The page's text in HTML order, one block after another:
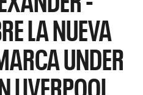
LA NUEVA
UNDER
LIVERPOOL